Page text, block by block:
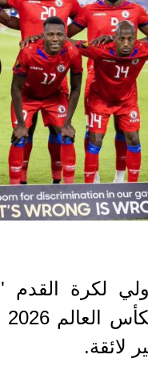
لكرة
لائقة.